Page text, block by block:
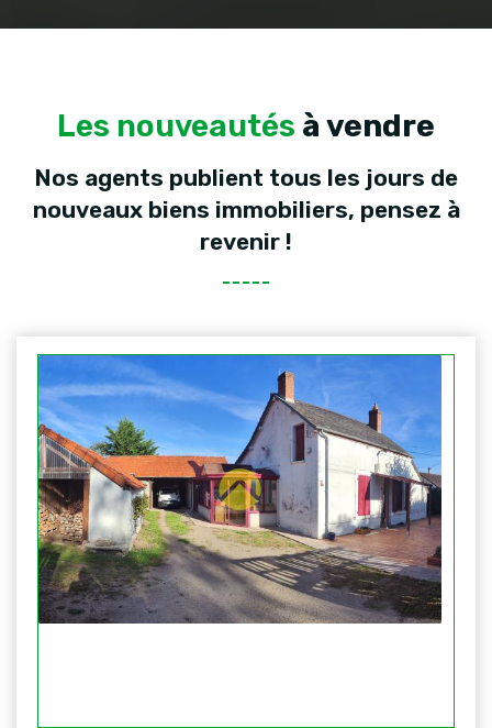
Les nouveautés à vendre
Nos agents publient tous les jours de
nouveaux biens immobiliers, pensez à
revenir !